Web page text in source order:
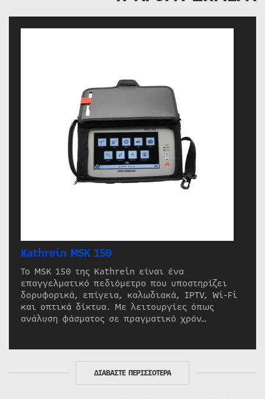
Kathrein MSK 150
Το MSK 150 της Kathrein είναι ένα
επαγγελματικό πεδιόμετρο που υποστηρίζει
δορυφορικά, επίγεια, καλωδιακά, IPTV, Wi-Fi
και οπτικά δίκτυα. Με λειτουργίες όπως
ανάλυση φάσματος σε πραγματικό χρόν…
ΔΙΑΒΑΣΤΕ ΠΕΡΙΣΣΟΤΕΡΑ